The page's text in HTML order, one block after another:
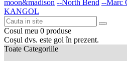
moon&madison --North Bend --Marc
KANGOL
Cosul meu 0 produse
Coșul dvs. este gol în prezent.
Toate Categoriile